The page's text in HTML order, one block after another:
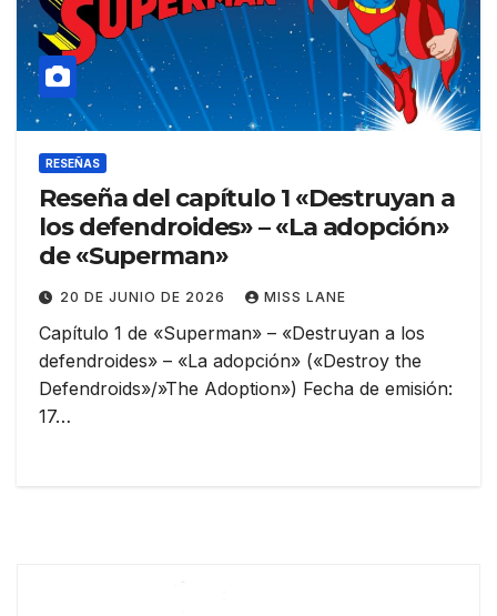
RESEÑAS
Reseña del capítulo 1 «Destruyan a
los defendroides» – «La adopción»
de «Superman»
20 DE JUNIO DE 2026 MISS LANE
Capítulo 1 de «Superman» – «Destruyan a los
defendroides» – «La adopción» («Destroy the
Defendroids»/»The Adoption») Fecha de emisión:
17…